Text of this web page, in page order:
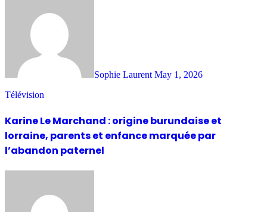
Sophie LaurentMay 1, 2026
Télévision
Karine Le Marchand : origine burundaise et
lorraine, parents et enfance marquée par
l’abandon paternel